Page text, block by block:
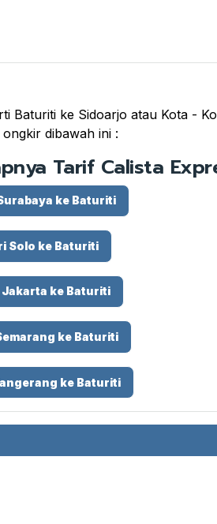
Baturiti ke Sidoarjo atau Kota -
dibawah ini :
Tarif Calista
ke Baturiti
Solo ke Baturiti
ke Baturiti
ke Baturiti
ke Baturiti